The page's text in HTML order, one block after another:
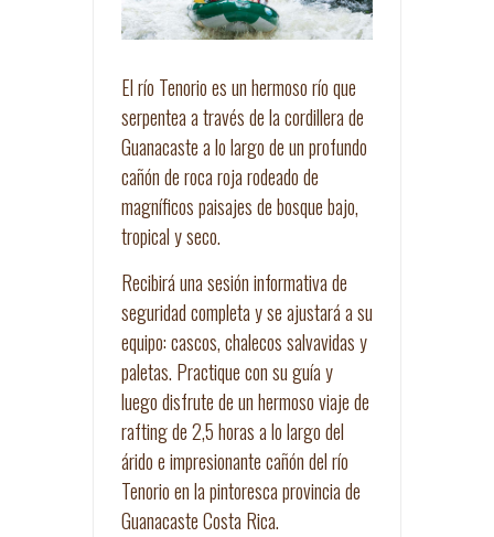
El río Tenorio es un hermoso río que
serpentea a través de la cordillera de
Guanacaste a lo largo de un profundo
cañón de roca roja rodeado de
magníficos paisajes de bosque bajo,
tropical y seco.
Recibirá una sesión informativa de
seguridad completa y se ajustará a su
equipo: cascos, chalecos salvavidas y
paletas. Practique con su guía y
luego disfrute de un hermoso viaje de
rafting de 2,5 horas a lo largo del
árido e impresionante cañón del río
Tenorio en la pintoresca provincia de
Guanacaste Costa Rica.